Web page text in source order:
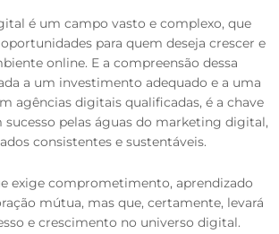
é um campo vasto e complexo, que
para quem deseja crescer e
online. E a compreensão dessa
a um investimento adequado e a uma
agências digitais qualificadas, é a chave
sucesso pelas águas do marketing digital,
consistentes e sustentáveis.
exige comprometimento, aprendizado
mútua, mas que, certamente, levará
e crescimento no universo digital.